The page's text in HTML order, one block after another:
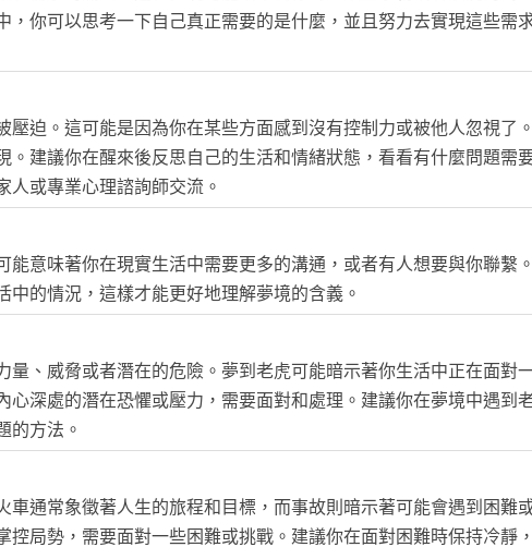
你可以思考一下自己真正需要的是什麼，並且努力去實現這些需
壓迫。這可能是因為你在某些方面感到沒有控制力或被他人忽視了
建議你在醒來後反思自己的生活和情緒狀態，看看有什麼問題需
人或專業心理諮詢師交流。
能意味著你在現實生活中需要更多的溝通，或者有人想要與你聯繫
的情況，這樣才能更好地理解夢境的含義。
量、威脅或者潛在的危險。夢到老虎可能暗示著你生活中正在面對
深處的潛在恐懼或壓力，需要面對和處理。建議你在夢境中遇到
的方法。
通常象徵著人生的旅程和目標，而事故則暗示著可能會遇到困難
局勢，需要面對一些困難或挑戰。建議你在面對困難時保持冷靜